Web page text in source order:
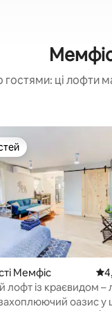
гостями: ці лофти
відгуки: 34
Мемфіс
лофт із краєвидом –
size,
оазис у